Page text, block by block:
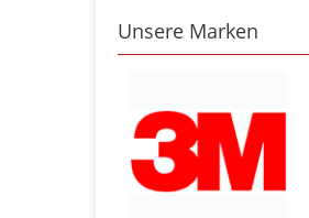
Unsere Marken